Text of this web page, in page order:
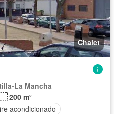
Chalet
La Mancha
200 m²
acondicionado